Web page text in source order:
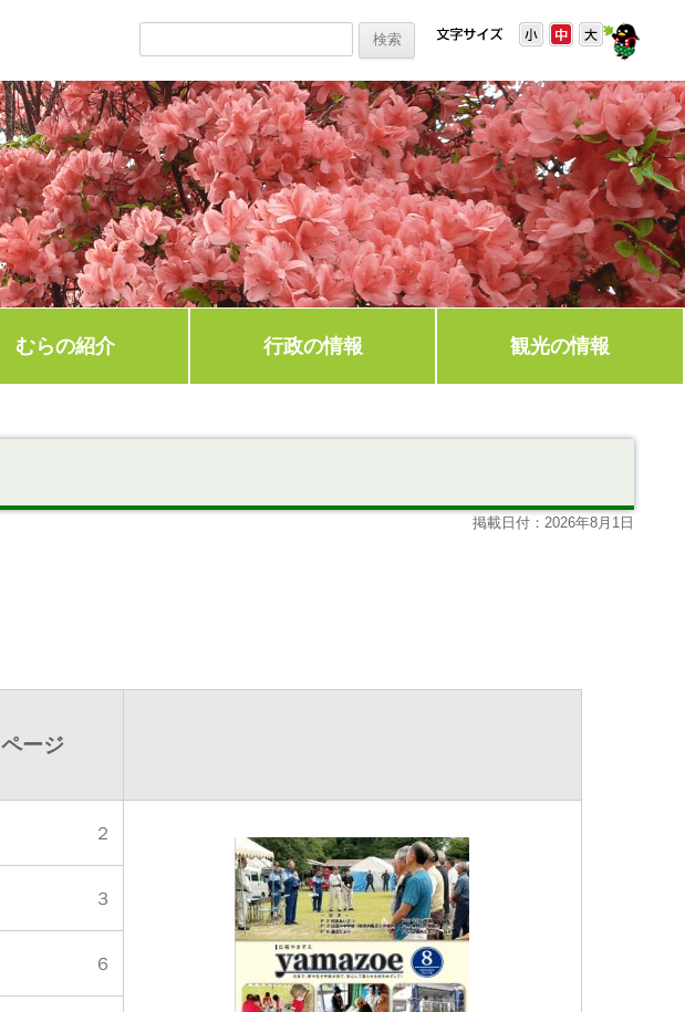
むらの紹介 行政の情報 観光の情報
掲載日付：2026年8月1日
ページ
２
３
６